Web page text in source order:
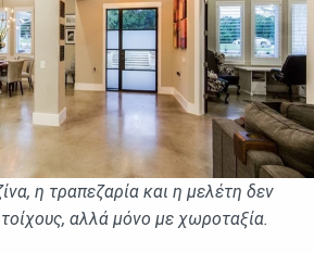
η τραπεζαρία και η μελέτη δεν
αλλά μόνο με χωροταξία.